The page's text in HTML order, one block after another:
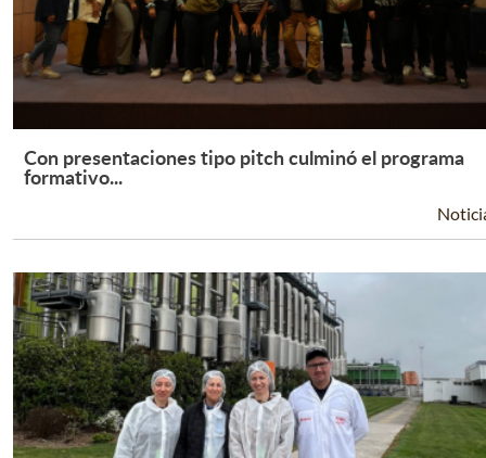
Leer Más +
Con presentaciones tipo pitch culminó el programa
formativo...